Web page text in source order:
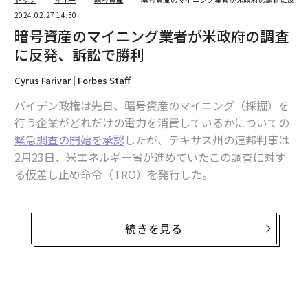
2024.02.27 14:30
暗号資産のマイニング業者が米政府の調査
に反発、訴訟で勝利
Cyrus Farivar | Forbes Staff
バイデン政権は先日、暗号資産のマイニング（採掘）を
行う企業がどれだけの電力を消費しているかについての
緊急調査の開始を承認 したが、テキサス州の連邦判事は
2月23日、米エネルギー省が進めていたこの調査に対す
る仮差し止め命令（TRO）を発行した。
イオット・プラットフォームズ）と、テキサス・ブロッ
クチェーン協議会は、エネルギー省を含む政府機関を相
続きを見る